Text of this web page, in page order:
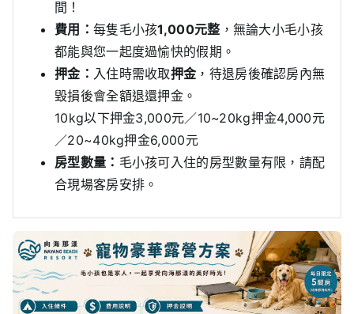
間！
費用： 每隻毛小孩1,000元整 ，無論大小毛小孩
都能與您一起度過愉快的假期。
押金： 入住時需收取押金，待退房後確認房內無
毀損後會全額退還押金。
10kg以下押金3,000元／10~20kg押金4,000元
／20~40kg押金6,000元
房型數量： 毛小孩可入住的房型數量有限，請配
合現場客房安排。